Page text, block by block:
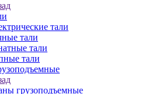
тали
тали
тали
тали
грузоподъемные